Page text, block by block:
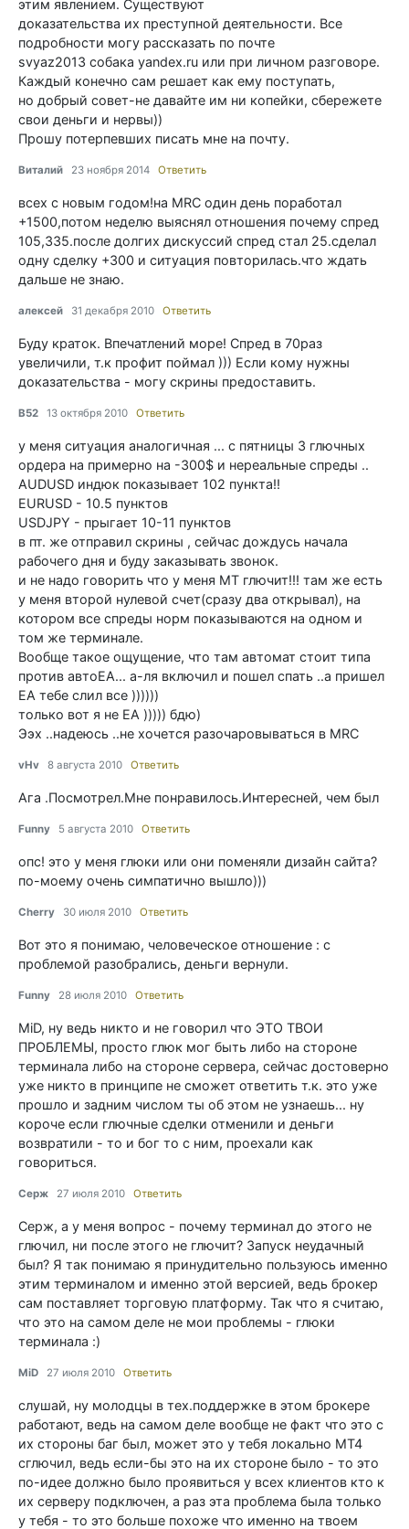
этим явлением. Существуют
доказательства их преступной деятельности. Все
подробности могу рассказать по почте
svyaz2013 собака yandex.ru или при личном разговоре.
Каждый конечно сам решает как ему поступать,
но добрый совет-не давайте им ни копейки, сбережете
свои деньги и нервы))
Прошу потерпевших писать мне на почту.
Виталий 23 ноября 2014 Ответить
всех с новым годом!на MRC один день поработал
+1500,потом неделю выяснял отношения почему спред
105,335.после долгих дискуссий спред стал 25.сделал
одну сделку +300 и ситуация повторилась.что ждать
дальше не знаю.
алексей 31 декабря 2010 Ответить
Буду краток. Впечатлений море! Спред в 70раз
увеличили, т.к профит поймал ))) Если кому нужны
доказательства - могу скрины предоставить.
B52 13 октября 2010 Ответить
у меня ситуация аналогичная ... с пятницы 3 глючных
ордера на примерно на -300$ и нереальные спреды ..
AUDUSD индюк показывает 102 пункта!!
EURUSD - 10.5 пунктов
USDJPY - прыгает 10-11 пунктов
в пт. же отправил скрины , сейчас дождусь начала
рабочего дня и буду заказывать звонок.
и не надо говорить что у меня MT глючит!!! там же есть
у меня второй нулевой счет(сразу два открывал), на
котором все спреды норм показываются на одном и
том же терминале.
Вообще такое ощущение, что там автомат стоит типа
против автоEA... а-ля включил и пошел спать ..а пришел
EA тебе слил все ))))))
только вот я не EA ))))) бдю)
Ээх ..надеюсь ..не хочется разочаровываться в MRC
vHv 8 августа 2010 Ответить
Ага .Посмотрел.Мне понравилось.Интересней, чем был
Funny 5 августа 2010 Ответить
опс! это у меня глюки или они поменяли дизайн сайта?
по-моему очень симпатично вышло)))
Cherry 30 июля 2010 Ответить
Вот это я понимаю, человеческое отношение : с
проблемой разобрались, деньги вернули.
Funny 28 июля 2010 Ответить
MiD, ну ведь никто и не говорил что ЭТО ТВОИ
ПРОБЛЕМЫ, просто глюк мог быть либо на стороне
терминала либо на стороне сервера, сейчас достоверно
уже никто в принципе не сможет ответить т.к. это уже
прошло и задним числом ты об этом не узнаешь... ну
короче если глючные сделки отменили и деньги
возвратили - то и бог то с ним, проехали как
говориться.
Серж 27 июля 2010 Ответить
Серж, а у меня вопрос - почему терминал до этого не
глючил, ни после этого не глючит? Запуск неудачный
был? Я так понимаю я принудительно пользуюсь именно
этим терминалом и именно этой версией, ведь брокер
сам поставляет торговую платформу. Так что я считаю,
что это на самом деле не мои проблемы - глюки
терминала :)
MiD 27 июля 2010 Ответить
слушай, ну молодцы в тех.поддержке в этом брокере
работают, ведь на самом деле вообще не факт что это с
их стороны баг был, может это у тебя локально МТ4
сглючил, ведь если-бы это на их стороне было - то это
по-идее должно было проявиться у всех клиентов кто к
их серверу подключен, а раз эта проблема была только
у тебя - то это больше похоже что именно на твоем